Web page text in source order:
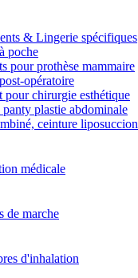
& Lingerie spécifiques
poche
pour prothèse mammaire
opératoire
pour chirurgie esthétique
plastie abdominale
ceinture liposuccion
médicale
de marche
d'inhalation